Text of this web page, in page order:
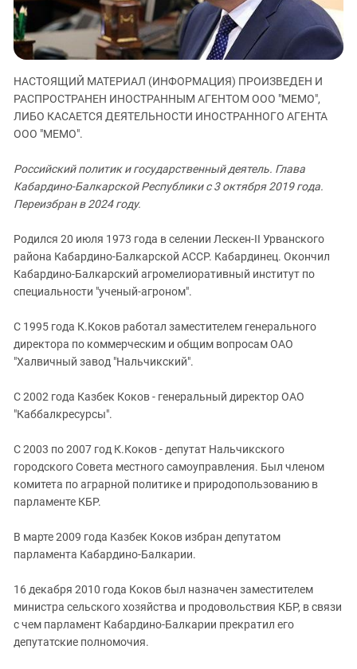
ЗАСТАВЛЯЕТ
КАВКАЗ ЗА ПАЛЕСТИНУ
ИНАКОМЫСЛИЕ В ЧЕЧНЕ
ПРЕСЛЕДОВАНИЕ АКТИВИСТОВ
МОБИЛИЗАЦИЯ И ПРОТЕСТЫ
Дагестан
Ингушетия
Кабардино-Балкария
Калмыкия
Карачаево-Черкесия
Краснодарский край
Российская Федерация
Ростовская область
Северная Осетия - Алания
СКФО
Ставропольский край
Южная Осетия
Южный Кавказ
НАСТОЯЩИЙ МАТЕРИАЛ (ИНФОРМАЦИЯ) ПРОИЗВЕДЕН И
РАСПРОСТРАНЕН ИНОСТРАННЫМ АГЕНТОМ ООО "МЕМО",
ЛИБО КАСАЕТСЯ ДЕЯТЕЛЬНОСТИ ИНОСТРАННОГО АГЕНТА
ООО "МЕМО".
Российский политик и государственный деятель. Глава
Кабардино-Балкарской Республики с 3 октября 2019 года.
Переизбран в 2024 году.
Родился 20 июля 1973 года в селении Лескен-II Урванского
района Кабардино-Балкарской АССР. Кабардинец. Окончил
Кабардино-Балкарский агромелиоративный институт по
специальности "ученый-агроном".
С 1995 года К.Коков работал заместителем генерального
директора по коммерческим и общим вопросам ОАО
"Халвичный завод "Нальчикский".
С 2002 года Казбек Коков - генеральный директор ОАО
"Каббалкресурсы".
С 2003 по 2007 год К.Коков - депутат Нальчикского
городского Совета местного самоуправления. Был членом
комитета по аграрной политике и природопользованию в
парламенте КБР.
В марте 2009 года Казбек Коков избран депутатом
парламента Кабардино-Балкарии.
16 декабря 2010 года Коков был назначен заместителем
министра сельского хозяйства и продовольствия КБР, в связи
с чем парламент Кабардино-Балкарии прекратил его
депутатские полномочия.